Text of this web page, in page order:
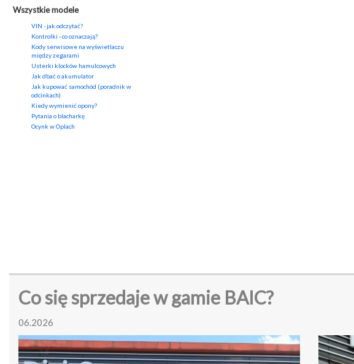
Wszystkie modele
VIN - jak odczytać?
Kontrolki - co oznaczają?
Kody serwisowe na wyświetlaczu
między zegarami
Usterki klocków hamulcowych
Jak dbać o akumulator
Jak kupować samochód (poradnik w
odcinkach)
Kiedy wymienić opony?
Pytania o blacharkę
Ocynk w Oplach
Co się sprzedaje w gamie BAIC?
06.2026